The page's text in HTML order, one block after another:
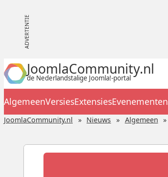
JoomlaCommunity.nl
de Nederlandstalige Joomla!-portal
AlgemeenVersiesExtensiesEvenementen
JoomlaCommunity.nl Nieuws Algemeen